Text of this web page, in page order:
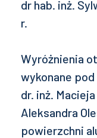
dr hab. inż.
r.
Wyróżnienia
wykonane
dr. inż.
Aleksandra
powierzchni